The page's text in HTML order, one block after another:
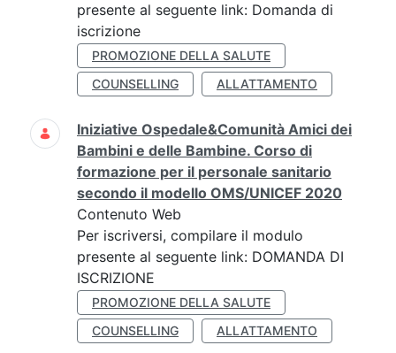
presente al seguente link: Domanda di
iscrizione
PROMOZIONE DELLA SALUTE
COUNSELLING
ALLATTAMENTO
Iniziative Ospedale&Comunità Amici dei
Bambini e delle Bambine. Corso di
formazione per il personale sanitario
secondo il modello OMS/UNICEF 2020
Contenuto Web
Per iscriversi, compilare il modulo
presente al seguente link: DOMANDA DI
ISCRIZIONE
PROMOZIONE DELLA SALUTE
COUNSELLING
ALLATTAMENTO